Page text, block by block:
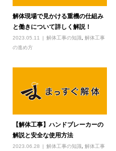
解体現場で見かける重機の仕組み
と働きについて詳しく解説！
2023.05.11 解体工事の知識
解体工事
の進め方
【解体工事】ハンドブレーカーの
解説と安全な使用方法
2023.06.28 解体工事の知識, 解体工事